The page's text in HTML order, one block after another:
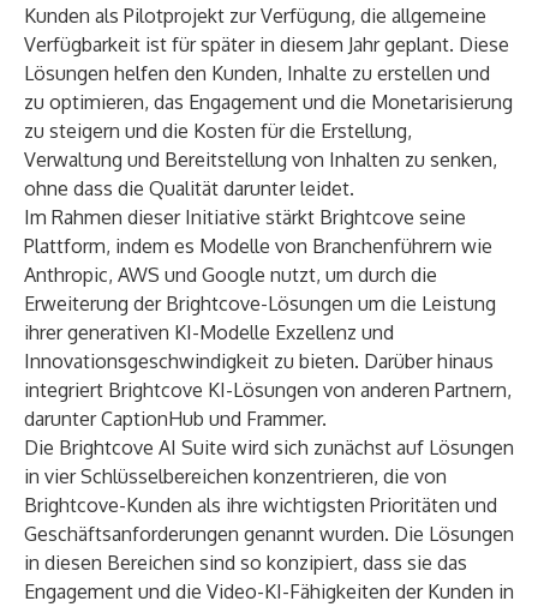
Kunden als Pilotprojekt zur Verfügung, die allgemeine
Verfügbarkeit ist für später in diesem Jahr geplant. Diese
Lösungen helfen den Kunden, Inhalte zu erstellen und
zu optimieren, das Engagement und die Monetarisierung
zu steigern und die Kosten für die Erstellung,
Verwaltung und Bereitstellung von Inhalten zu senken,
ohne dass die Qualität darunter leidet.
Im Rahmen dieser Initiative stärkt Brightcove seine
Plattform, indem es Modelle von Branchenführern wie
Anthropic, AWS und Google nutzt, um durch die
Erweiterung der Brightcove-Lösungen um die Leistung
ihrer generativen KI-Modelle Exzellenz und
Innovationsgeschwindigkeit zu bieten. Darüber hinaus
integriert Brightcove KI-Lösungen von anderen Partnern,
darunterCaptionHub und Frammer.
Die Brightcove AI Suite wird sich zunächst auf Lösungen
in vier Schlüsselbereichen konzentrieren, die von
Brightcove-Kunden als ihre wichtigsten Prioritäten und
Geschäftsanforderungen genannt wurden. Die Lösungen
in diesen Bereichen sind so konzipiert, dass sie das
Engagement und die Video-KI-Fähigkeiten der Kunden in